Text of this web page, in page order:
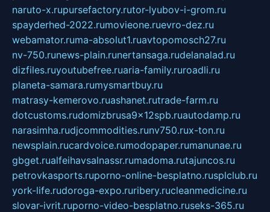
naruto-x.rupursefactory.rutor-lyubov-i-grom.ru
spayderhed-2022.rumovieone.ruevro-dez.ru
webamator.ruma-absolut1.ruavtopomosch27.ru
nv-750.runews-plain.runertansaga.rudelanalad.ru
dizfiles.ruyoutubefree.ruaria-family.ruroadli.ru
planeta-samara.rumysmartbuy.ru
matrasy-kemerovo.ruashanet.rutrade-farm.ru
dotcustoms.rudomizbrusa9x12spb.ruautodamp.ru
narasimha.rudjcommodities.runv750.rux-ton.ru
newsplain.rucardvoice.rumodopaper.rumanunae.ru
gbget.rualfeihavsalnassr.rumadoma.rutajuncos.ru
petrovkasports.ruporno-online-besplatno.rusplclub.ru
york-life.rudoroga-expo.ruribery.rucleanmedicine.ru
slovar-ivrit.ruporno-video-besplatno.ruseks-365.ru